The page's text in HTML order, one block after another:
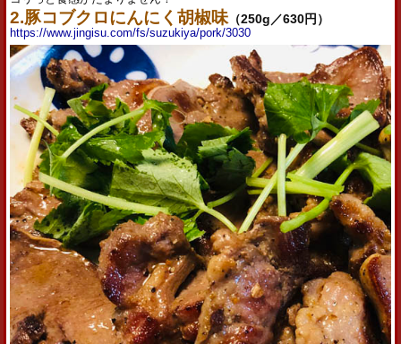
2.豚コブクロにんにく胡椒味 （250g／630円）
https://www.jingisu.com/fs/suzukiya/pork/3030